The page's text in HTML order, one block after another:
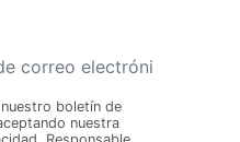
boletín de
nuestra